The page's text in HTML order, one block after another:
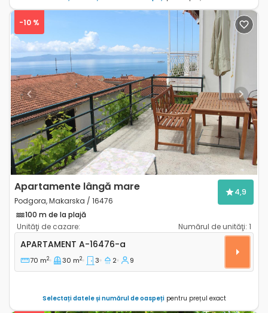
Previous Next
-10 %
Apartamente lângă mare
Podgora, Makarska / 16476
4,9
100 m de la plajă
Unităţi de cazare:
Numărul de unităţi: 1
Apartament cu trei camere Podgora, Makarska A-
APARTAMENT A-16476-a
70 m2 30 m2 3 2 9
Selectați datele și numărul de oaspețipentru prețul exact